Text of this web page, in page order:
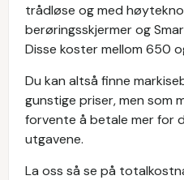
trådløse og med
berøringsskjermer og
Disse koster mellom 650
Du kan altså finne
gunstige priser, men som
forvente å betale mer for
utgavene.
La oss så se på